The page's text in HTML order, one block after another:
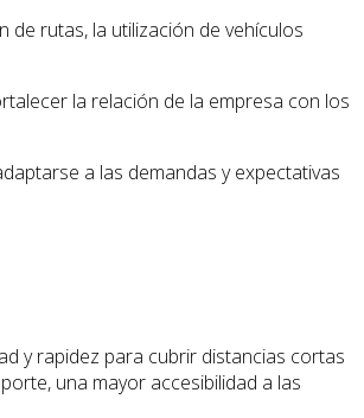
rutas, la utilización de vehículos
la relación de la empresa con los
a las demandas y expectativas
y rapidez para cubrir distancias cortas
una mayor accesibilidad a las